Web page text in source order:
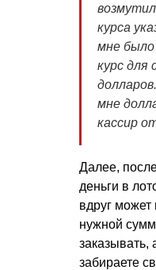
курса
мне
курс для
мне
кассир
Далее,
деньги в
вдруг может
нужной
заказывать,
забираете